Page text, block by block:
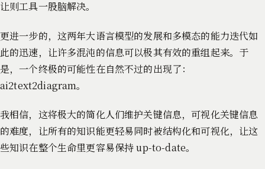
让则工具一股脑解决。
更进一步的，这两年大语言模型的发展和多模态的能力迭代如
此的迅速，让许多混沌的信息可以极其有效的重组起来。于
是，一个终极的可能性在自然不过的出现了：
ai2text2diagram。
我相信，这将极大的简化人们维护关键信息，可视化关键信息
的难度，让所有的知识能更轻易同时被结构化和可视化，让这
些知识在整个生命里更容易保持 up-to-date。